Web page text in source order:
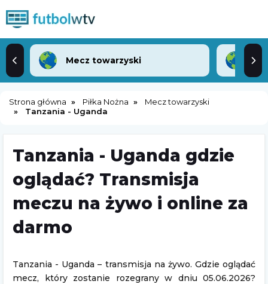
Mecz towarzyski
Strona główna Piłka Nożna
Mecz towarzyski
Tanzania - Uganda
Tanzania - Uganda gdzie
oglądać? Transmisja
meczu na żywo i online za
darmo
Tanzania - Uganda – transmisja na żywo. Gdzie oglądać
mecz, który zostanie rozegrany w dniu 05.06.2026?